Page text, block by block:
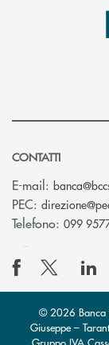
CONTATTI
E-mail:
PEC:
Telefono: 099
© 2026 Banca
Giuseppe –